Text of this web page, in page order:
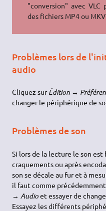
"conversion" avec VLC
des fichiers MP4 ou MKV
Problèmes lors de
audio
Cliquez surÉdition →
changer le périphérique de
Problèmes de son
Si lors de la lecture le son est
craquements ou après
son se décale au fur et à
il faut comme précédemment
→ Audioet essayer de
Essayez les différents